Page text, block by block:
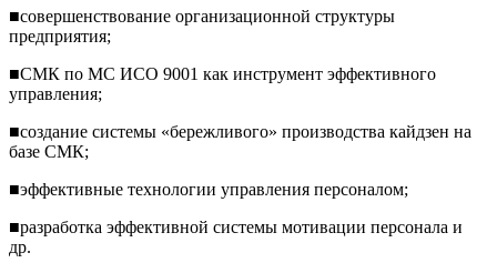
■совершенствование организационной структуры
предприятия;
■СМК по МС ИСО 9001 как инструмент эффективного
управления;
■создание системы «бережливого» производства кайдзен на
базе СМК;
■эффективные технологии управления персоналом;
■разработка эффективной системы мотивации персонала и
др.